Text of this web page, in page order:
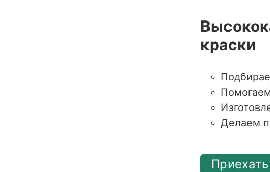
краски
Делаем